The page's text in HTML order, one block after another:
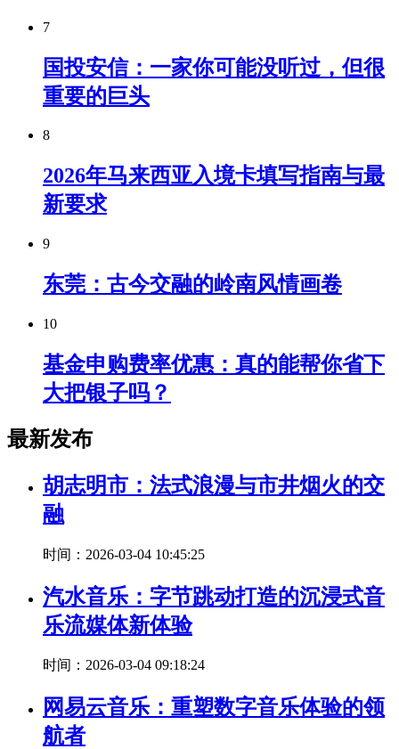
7
国投安信：一家你可能没听过，但很
重要的巨头
8
2026年马来西亚入境卡填写指南与最
新要求
9
东莞：古今交融的岭南风情画卷
10
基金申购费率优惠：真的能帮你省下
大把银子吗？
最新发布
胡志明市：法式浪漫与市井烟火的交
融
时间：2026-03-04 10:45:25
汽水音乐：字节跳动打造的沉浸式音
乐流媒体新体验
时间：2026-03-04 09:18:24
网易云音乐：重塑数字音乐体验的领
航者